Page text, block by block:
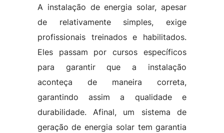
A instalação de energia solar, apesar
de relativamente simples, exige
profissionais treinados e habilitados.
Eles passam por cursos específicos
para garantir que a instalação
aconteça de maneira correta,
garantindo assim a qualidade e
durabilidade. Afinal, um sistema de
geração de energia solar tem garantia